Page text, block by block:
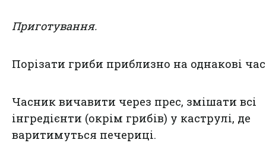
Приготування.
Порізати гриби приблизно на однакові
Часник вичавити через прес, змішати всі
інгредієнти (окрім грибів) у каструлі, де
варитимуться печериці.